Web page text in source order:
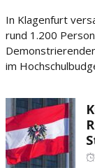
In Klagenfurt
rund 1.200
im